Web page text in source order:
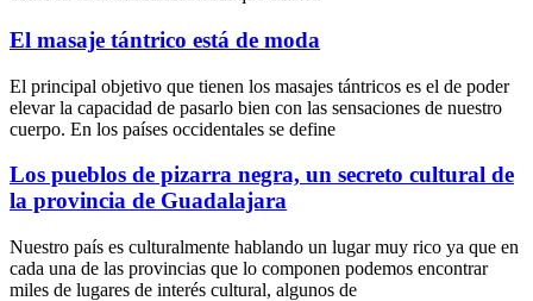
El masaje tántrico está de moda
El principal objetivo que tienen los masajes tántricos es el de poder
elevar la capacidad de pasarlo bien con las sensaciones de nuestro
cuerpo. En los países occidentales se define
Los pueblos de pizarra negra, un secreto cultural de
la provincia de Guadalajara
Nuestro país es culturalmente hablando un lugar muy rico ya que en
cada una de las provincias que lo componen podemos encontrar
miles de lugares de interés cultural, algunos de